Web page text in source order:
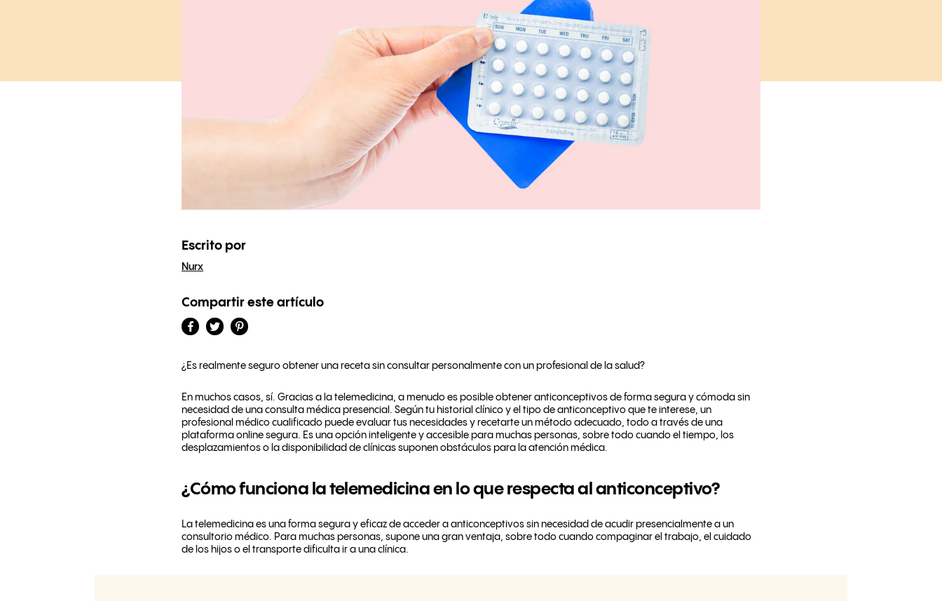
Escrito por
Nurx
Compartir este artículo
¿Es realmente seguro obtener una receta sin consultar personalmente con un profesional de la salud?
En muchos casos, sí. Gracias a la telemedicina, a menudo es posible obtener anticonceptivos de forma segura y cómoda sin
necesidad de una consulta médica presencial. Según tu historial clínico y el tipo de anticonceptivo que te interese, un
profesional médico cualificado puede evaluar tus necesidades y recetarte un método adecuado, todo a través de una
plataforma online segura. Es una opción inteligente y accesible para muchas personas, sobre todo cuando el tiempo, los
desplazamientos o la disponibilidad de clínicas suponen obstáculos para la atención médica.
¿Cómo funciona la telemedicina en lo que respecta al anticonceptivo?
La telemedicina es una forma segura y eficaz de acceder a anticonceptivos sin necesidad de acudir presencialmente a un
consultorio médico. Para muchas personas, supone una gran ventaja, sobre todo cuando compaginar el trabajo, el cuidado
de los hijos o el transporte dificulta ir a una clínica.